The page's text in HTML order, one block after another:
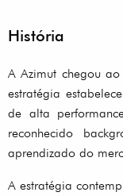
História
A Azimut chegou
estratégia
de alta
reconhecido
aprendizado do
A estratégia